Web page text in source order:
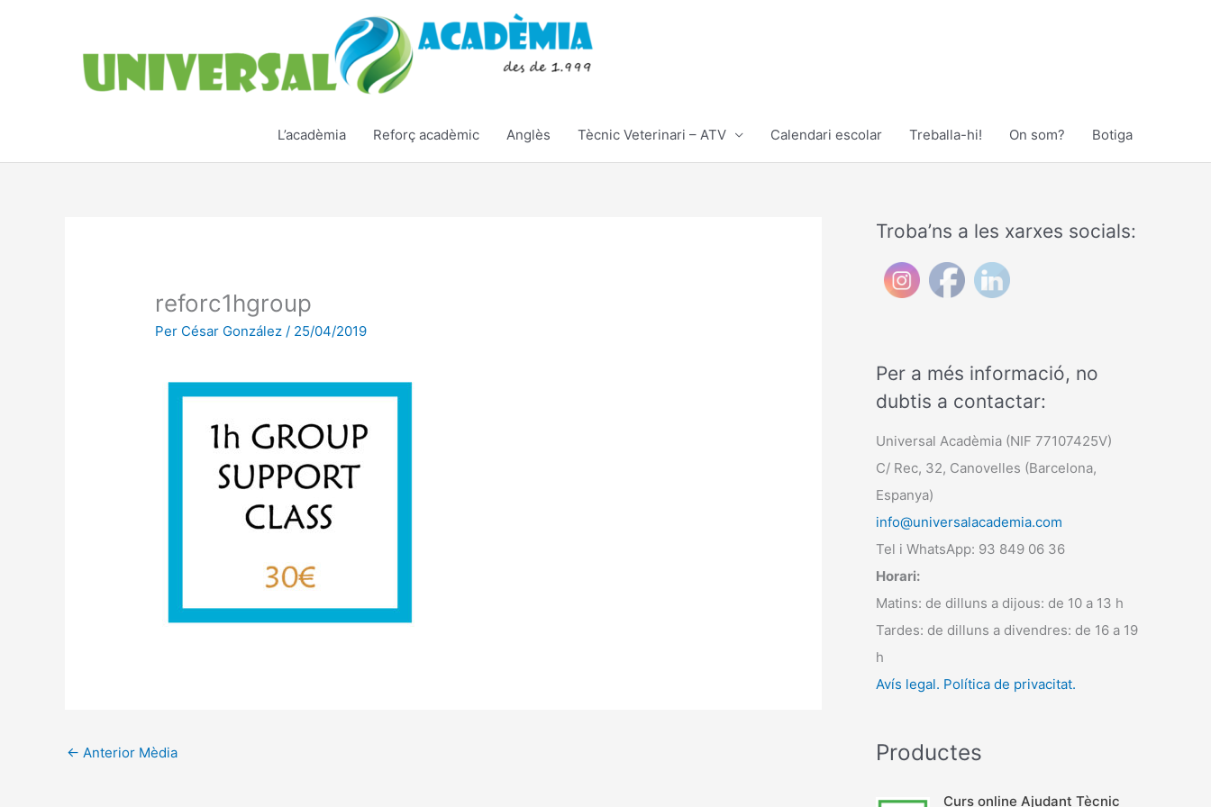
L’acadèmia Reforç acadèmic Anglès Tècnic Veterinari – ATV Calendari escolar Treballa-hi! On som? Botiga
reforc1hgroup
Per César González/ 25/04/2019
← Anterior Mèdia
Troba’ns a les xarxes socials:
Per a més informació, no
dubtis a contactar:
Universal Acadèmia (NIF 77107425V)
C/ Rec, 32, Canovelles (Barcelona,
Espanya)
info@universalacademia.com
Tel i WhatsApp: 93 849 06 36
Horari:
Matins: de dilluns a dijous: de 10 a 13 h
Tardes: de dilluns a divendres: de 16 a 19
h
Avís legal. Política de privacitat.
Productes
Curs online Ajudant Tècnic